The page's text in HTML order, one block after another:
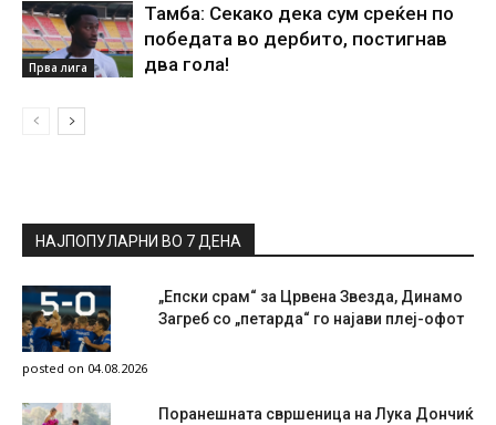
Прва лига
Тамба: Секако дека сум среќен по
победата во дербито, постигнав
два гола!
НАЈПОПУЛАРНИ ВО 7 ДЕНА
„Епски срам“ за Црвена Звезда, Динамо
Загреб со „петарда“ го најави плеј-офот
posted on 04.08.2026
Поранешната свршеница на Лука Дончиќ